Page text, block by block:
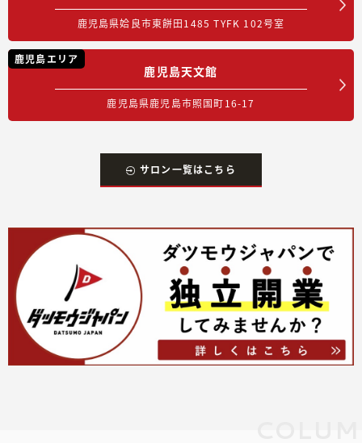
鹿児島県姶良市東餅田1485 TYFK 102号室
鹿児島エリア
鹿児島天文館
鹿児島県鹿児島市照国町16-17
サロン一覧はこちら